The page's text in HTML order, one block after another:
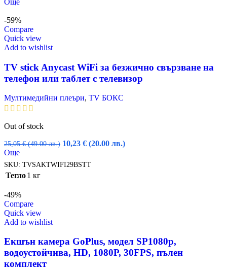
Още
-59%
Compare
Quick view
Add to wishlist
TV stick Anycast WiFi за безжично свързване на
телефон или таблет с телевизор
Мултимедийни плеъри, TV БОКС
Out of stock
25,05€ (49.00 лв.) Original
was:
10,23 € (20.00 лв.)Текущата
Още
SKU: TVSAKTWIFI29BSTT
Тегло1 кг
-49%
Compare
Quick view
Add to wishlist
Екшън камера GoPlus, модел SP1080p,
водоустойчива, HD, 1080P, 30FPS, пълен
комплект